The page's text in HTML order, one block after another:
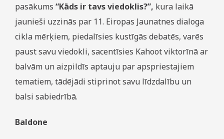
pasākums “Kāds ir tavs viedoklis?”, kura laikā
jaunieši uzzinās par 11. Eiropas Jaunatnes dialoga
cikla mērķiem, piedalīsies kustīgās debatēs, varēs
paust savu viedokli, sacentīsies Kahoot viktorīnā ar
balvām un aizpildīs aptauju par apspriestajiem
tematiem, tādējādi stiprinot savu līdzdalību un
balsi sabiedrībā.
Baldone